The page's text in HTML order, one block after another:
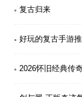
复古归来
好玩的复古手游
2026怀旧经典传